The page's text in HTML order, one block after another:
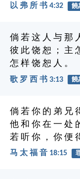
以 弗 所 书 4:32 饒
倘 若 这 人 与 那
彼 此 饶 恕 ； 主
怎 样 饶 恕 人 。
歌 罗 西 书 3:13 饒
倘 若 你 的 弟 兄
他 和 你 在 一 处
若 听 你 ， 你 便
马 太 福 音 18:15